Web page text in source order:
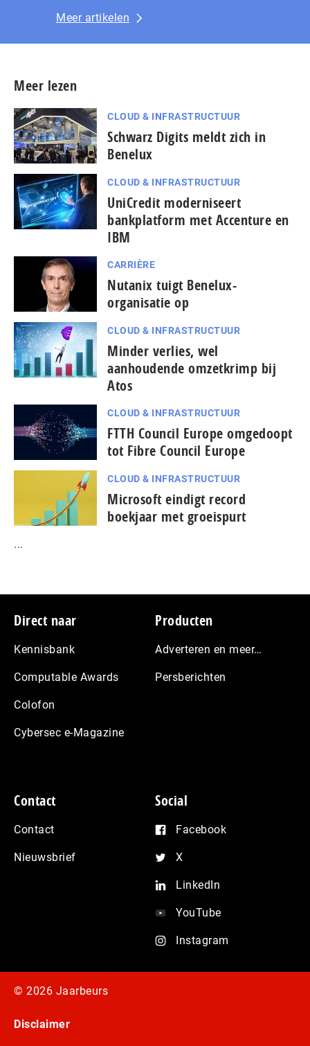
Meer artikelen
Meer lezen
CLOUD & INFRASTRUCTUUR
Schwarz Digits meldt zich in
Benelux
CLOUD & INFRASTRUCTUUR
UniCredit moderniseert
bankplatform met Accenture en
IBM
CARRIÈRE
Nutanix tuigt Benelux-
organisatie op
CLOUD & INFRASTRUCTUUR
Minder verlies, wel
aanhoudende omzetkrimp bij
Atos
CLOUD & INFRASTRUCTUUR
FTTH Council Europe omgedoopt
tot Fibre Council Europe
CLOUD & INFRASTRUCTUUR
Microsoft eindigt record
boekjaar met groeispurt
...
Footer
Direct naar
Kennisbank
Computable Awards
Colofon
Cybersec e-Magazine
Producten
Adverteren en meer…
Persberichten
Contact
Contact
Nieuwsbrief
Social
Facebook
X
LinkedIn
YouTube
Instagram
© 2026 Jaarbeurs
Disclaimer